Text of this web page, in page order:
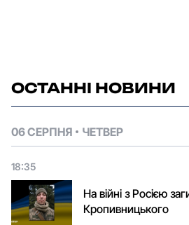
ОСТАННІ НОВИНИ
06 СЕРПНЯ ЧЕТВЕР
18:35
На війні з Росією
Кропивницького